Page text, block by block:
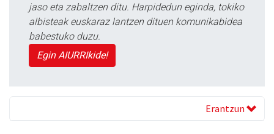
jaso eta zabaltzen ditu. Harpidedun eginda, tokiko
albisteak euskaraz lantzen dituen komunikabidea
babestuko duzu.
Egin AIURRIkide!
Erantzun